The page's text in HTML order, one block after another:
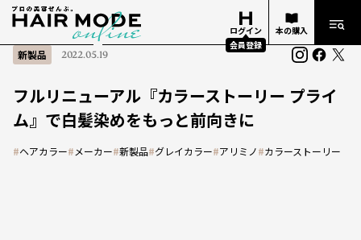
ログイン
会員登録
本の購入
新製品 2022.05.19
フルリニューアル『カラーストーリー プライ
ム』で白髪染めをもっと前向きに
#ヘアカラー# メーカー#新製品#グレイカラー#アリミノ#カラーストーリー